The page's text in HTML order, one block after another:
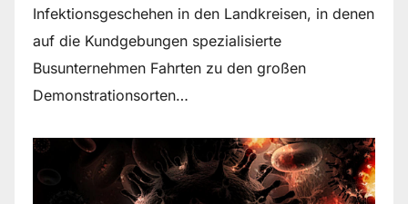
Infektionsgeschehen in den Landkreisen, in denen
auf die Kundgebungen spezialisierte
Busunternehmen Fahrten zu den großen
Demonstrationsorten…